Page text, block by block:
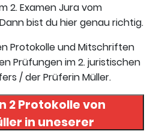
2. Examen Jura vom
bist du hier genau richtig.
Protokolle und Mitschriften
Prüfungen im 2. juristischen
/ der Prüferin Müller.
2 Protokolle von
in uneserer